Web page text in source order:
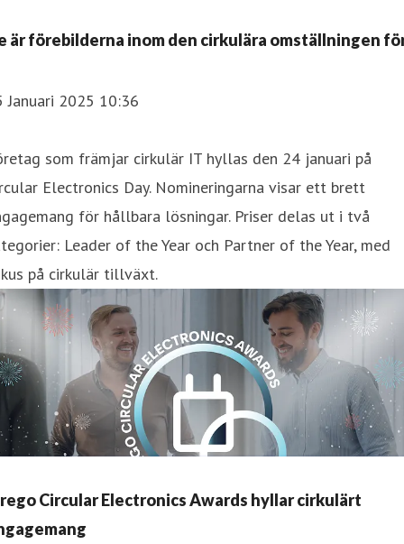
är förebilderna inom den cirkulära omställningen
Januari 2025 10:36
som främjar cirkulär IT hyllas den 24 januari på
Electronics Day. Nomineringarna visar ett brett
för hållbara lösningar. Priser delas ut i två
Leader of the Year och Partner of the Year, med
på cirkulär tillväxt.
Circular Electronics Awards hyllar cirkulärt